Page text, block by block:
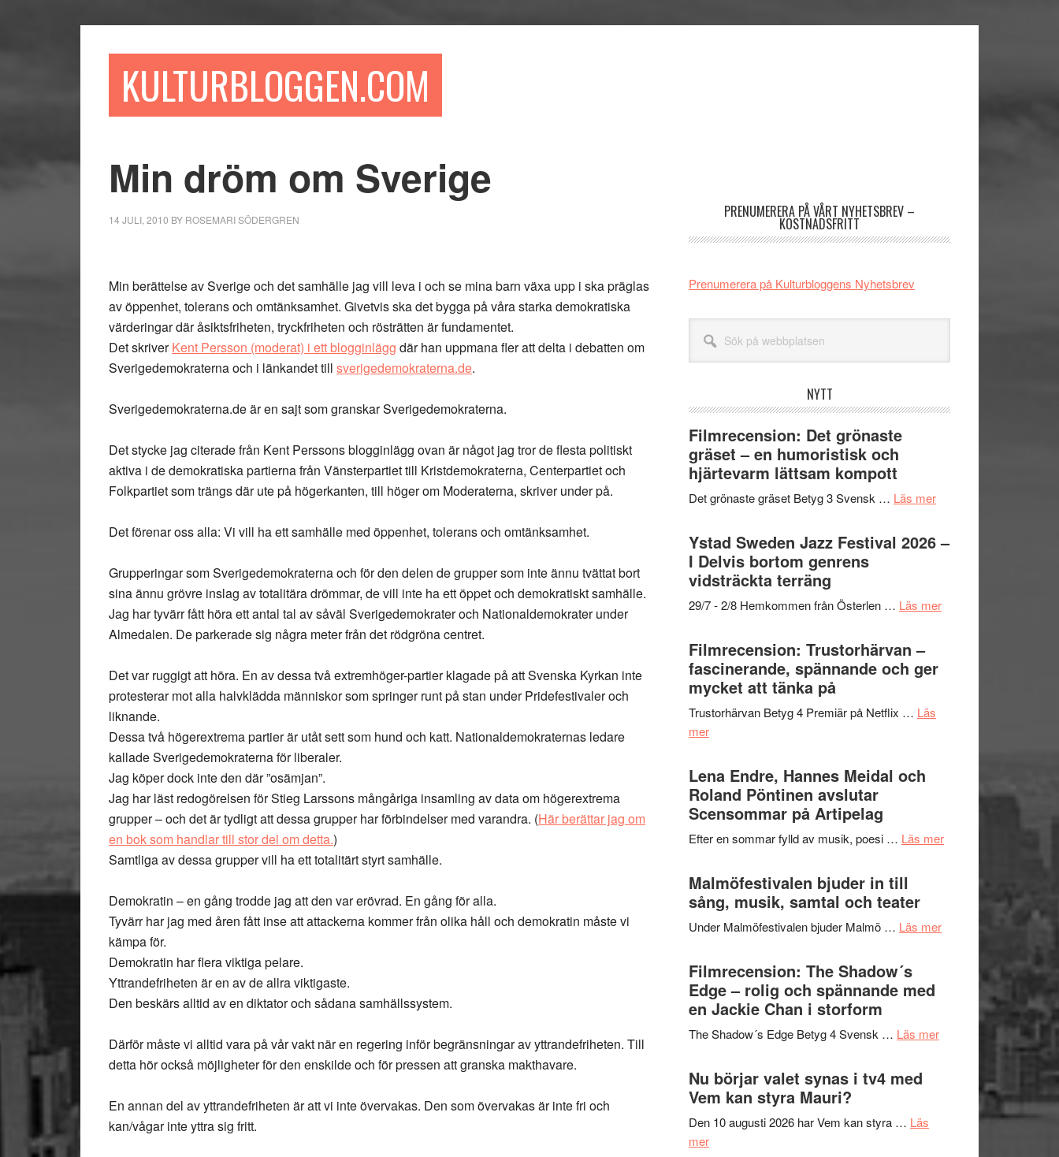
KULTURBLOGGEN.COM
Min dröm om Sverige
14 JULI, 2010 BY ROSEMARI SÖDERGREN
Min berättelse av Sverige och det samhälle jag vill leva i och se mina barn växa upp i ska präglas
av öppenhet, tolerans och omtänksamhet. Givetvis ska det bygga på våra starka demokratiska
värderingar där åsiktsfriheten, tryckfriheten och rösträtten är fundamentet.
Det skriverKent Persson (moderat) i ett blogginlägg där han uppmana fler att delta i debatten om
Sverigedemokraterna och i länkandet till sverigedemokraterna.de.
Sverigedemokraterna.de är en sajt som granskar Sverigedemokraterna.
Det stycke jag citerade från Kent Perssons blogginlägg ovan är något jag tror de flesta politiskt
aktiva i de demokratiska partierna från Vänsterpartiet till Kristdemokraterna, Centerpartiet och
Folkpartiet som trängs där ute på högerkanten, till höger om Moderaterna, skriver under på.
Det förenar oss alla: Vi vill ha ett samhälle med öppenhet, tolerans och omtänksamhet.
Grupperingar som Sverigedemokraterna och för den delen de grupper som inte ännu tvättat bort
sina ännu grövre inslag av totalitära drömmar, de vill inte ha ett öppet och demokratiskt samhälle.
Jag har tyvärr fått höra ett antal tal av såväl Sverigedemokrater och Nationaldemokrater under
Almedalen. De parkerade sig några meter från det rödgröna centret.
Det var ruggigt att höra. En av dessa två extremhöger-partier klagade på att Svenska Kyrkan inte
protesterar mot alla halvklädda människor som springer runt på stan under Pridefestivaler och
liknande.
Dessa två högerextrema partier är utåt sett som hund och katt. Nationaldemokraternas ledare
kallade Sverigedemokraterna för liberaler.
Jag köper dock inte den där ”osämjan”.
Jag har läst redogörelsen för Stieg Larssons mångåriga insamling av data om högerextrema
grupper – och det är tydligt att dessa grupper har förbindelser med varandra. (Här berättar jag om
en bok som handlar till stor del om detta.)
Samtliga av dessa grupper vill ha ett totalitärt styrt samhälle.
Demokratin – en gång trodde jag att den var erövrad. En gång för alla.
Tyvärr har jag med åren fått inse att attackerna kommer från olika håll och demokratin måste vi
kämpa för.
Demokratin har flera viktiga pelare.
Yttrandefriheten är en av de allra viktigaste.
Den beskärs alltid av en diktator och sådana samhällssystem.
Därför måste vi alltid vara på vår vakt när en regering inför begränsningar av yttrandefriheten. Till
detta hör också möjligheter för den enskilde och för pressen att granska makthavare.
En annan del av yttrandefriheten är att vi inte övervakas. Den som övervakas är inte fri och
kan/vågar inte yttra sig fritt.
PRENUMERERA PÅ VÅRT NYHETSBREV –
KOSTNADSFRITT
Prenumerera på Kulturbloggens Nyhetsbrev
webbplatsen
NYTT
Filmrecension: Det grönaste
gräset – en humoristisk och
hjärtevarm lättsam kompott
Det grönaste gräset Betyg 3 Svensk … Läs merom
en
hjärtevarm
Ystad Sweden Jazz Festival 2026 –
I Delvis bortom genrens
vidsträckta terräng
29/7 - 2/8 Hemkommen från Österlen … Läs merom
genrens
Filmrecension: Trustorhärvan –
fascinerande, spännande och ger
mycket att tänka på
Trustorhärvan Betyg 4 Premiär på Netflix … Läs
merom
Trustorhärvan
–
fascinerande,
spännande
och
mycket
att
tänka
Lena Endre, Hannes Meidal och
Roland Pöntinen avslutar
Scensommar på Artipelag
Efter en sommar fylld av musik, poesi … Läs merom
Scensommar
Malmöfestivalen bjuder in till
sång, musik, samtal och teater
Under Malmöfestivalen bjuder Malmö … Läs merom
Filmrecension: The Shadow´s
Edge – rolig och spännande med
en Jackie Chan i storform
The Shadow´s Edge Betyg 4 Svensk … Läs merom
Shadow
Nu börjar valet synas i tv4 med
Vem kan styra Mauri?
Den 10 augusti 2026 har Vem kan styra … Läs
merom